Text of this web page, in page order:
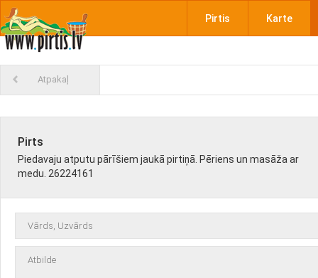
Pirtis Karte
Atpakaļ
Pirts
Piedavaju atputu pārīšiem jaukā pirtiņā. Pēriens un masāža ar
medu. 26224161